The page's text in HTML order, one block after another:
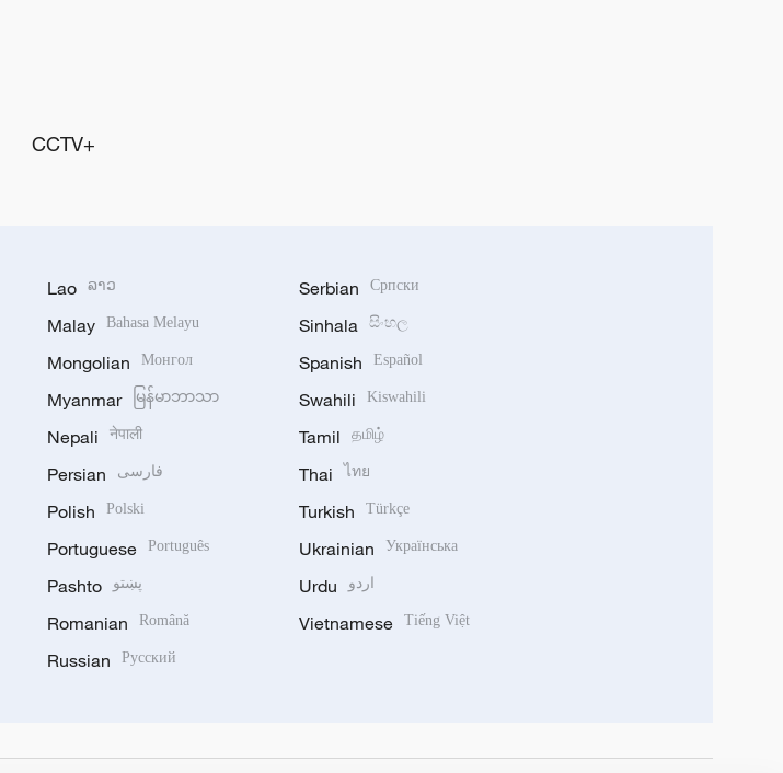
CCTV+
Lao ລາວ
Malay Bahasa Melayu
Mongolian Монгол
Myanmar မြန်မာဘာသာ
Nepali नेपाली
Persian فارسی
Polish Polski
Portuguese Português
Pashto پښتو
Romanian Română
Russian Русский
Serbian Српски
Sinhala සිංහල
Spanish Español
Swahili Kiswahili
Tamil தமிழ்
Thai ไทย
Turkish Türkçe
Ukrainian Українська
Urdu اردو
Vietnamese Tiếng Việt